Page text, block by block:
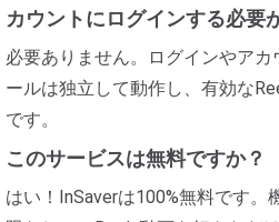
カウントにログインする必要
必要ありません。ログインやア
ールは独立して動作し、有効な
です。
このサービスは無料ですか？
はい！InSaverは100%無料です。